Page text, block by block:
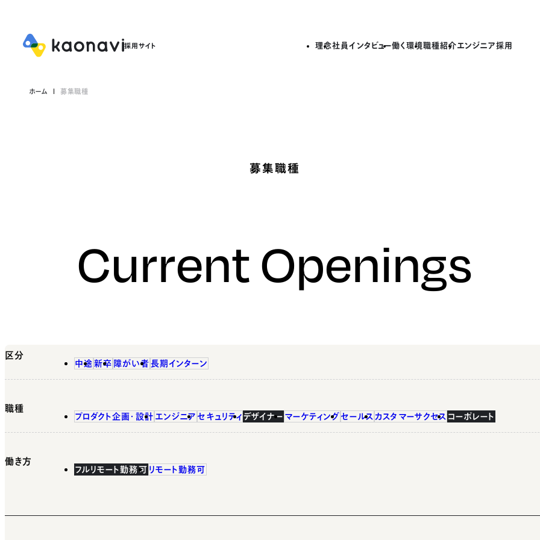
理念社員インタビュー働く環境職種紹介エンジニア採用
ホーム 募集職種
募集職種
Current Openings
区分
中途 新卒 障がい者 長期インターン
職種
プロダクト企画・設計 エンジニア セキュリティ デザイナー マーケティング セールス カスタマーサクセス コーポレート
働き方
フルリモート勤務可 リモート勤務可